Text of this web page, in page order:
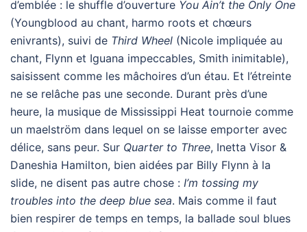
d’emblée : le shuffle d’ouverture You Ain’t the Only One
(Youngblood au chant, harmo roots et chœurs
enivrants), suivi de Third Wheel (Nicole impliquée au
chant, Flynn et Iguana impeccables, Smith inimitable),
saisissent comme les mâchoires d’un étau. Et l’étreinte
ne se relâche pas une seconde. Durant près d’une
heure, la musique de Mississippi Heat tournoie comme
un maelström dans lequel on se laisse emporter avec
délice, sans peur. Sur Quarter to Three, Inetta Visor &
Daneshia Hamilton, bien aidées par Billy Flynn à la
slide, ne disent pas autre chose : I’m tossing my
troubles into the deep blue sea. Mais comme il faut
bien respirer de temps en temps, la ballade soul blues